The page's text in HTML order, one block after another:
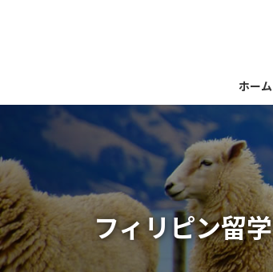
へ
ッ
プ
ョ
移
動
ホーム
フィリピン留学